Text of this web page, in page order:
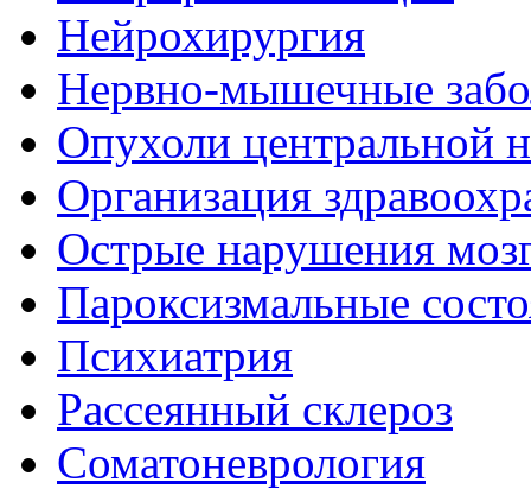
Нейрохирургия
Нервно-мышечные
Опухоли центральной
Организация
Острые нарушения
Пароксизмальные
Психиатрия
Рассеянный склероз
Соматоневрология